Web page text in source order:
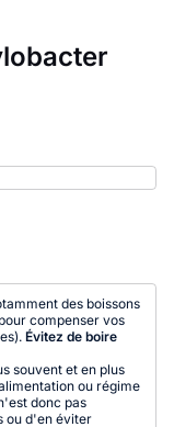
des boissons
compenser vos
Évitez de boire
souvent et en plus
ou régime
donc pas
ou d'en éviter